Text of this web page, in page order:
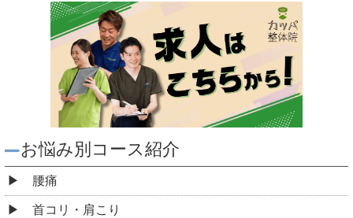
お悩み別コース紹介
腰痛
首コリ・肩こり